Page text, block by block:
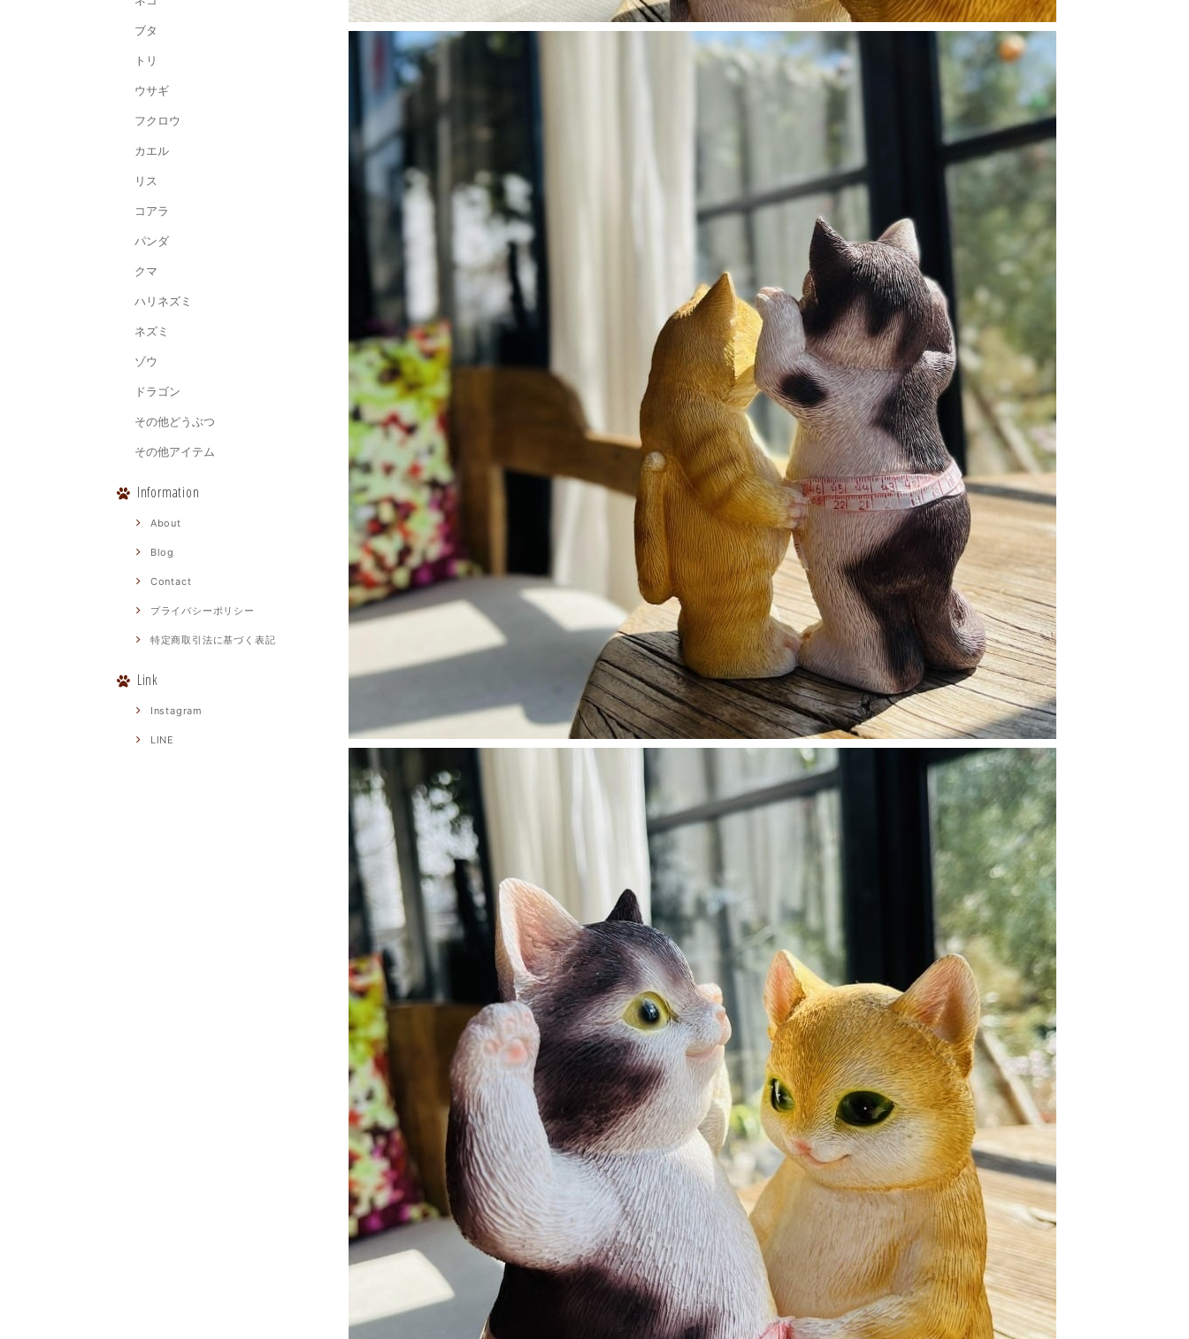
ブタ
トリ
ウサギ
フクロウ
カエル
リス
コアラ
パンダ
クマ
ハリネズミ
ネズミ
ゾウ
ドラゴン
その他どうぶつ
その他アイテム
Information
About
Blog
Contact
プライバシーポリシー
特定商取引法に基づく表記
Link
Instagram
LINE